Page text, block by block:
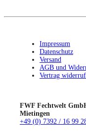
Impressum
Datenschutz
Versand
AGB und
Vertrag
FWF Fechtwelt
Mietingen
+49 (0) 7392 / 16 99